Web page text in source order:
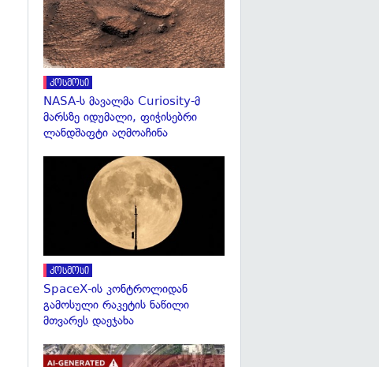
კოსმოსი
NASA-ს მავალმა Curiosity-მ
მარსზე იდუმალი, ფიჭისებრი
ლანდშაფტი აღმოაჩინა
კოსმოსი
SpaceX-ის კონტროლიდან
გამოსული რაკეტის ნაწილი
მთვარეს დაეჯახა